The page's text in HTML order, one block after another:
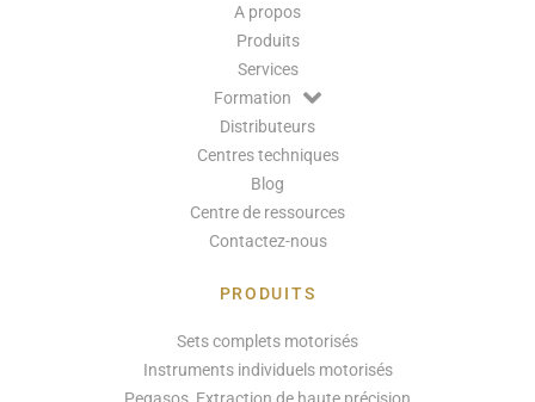
A propos
Produits
Services
Formation
Distributeurs
Centres techniques
Blog
Centre de ressources
Contactez-nous
PRODUITS
Sets complets motorisés
Instruments individuels motorisés